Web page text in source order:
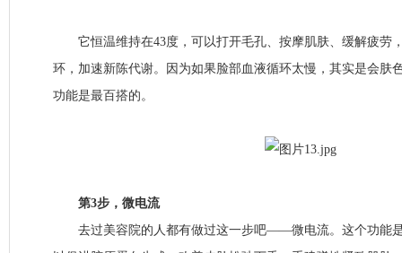
它恒温维持在43度，可以打开毛孔、按摩肌肤、缓解疲劳
环，加速新陈代谢。因为如果脸部血液循环太慢，其实是会肤
功能是最百搭的。
第3步，微电流
去过美容院的人都有做过这一步吧——微电流。这个功能是